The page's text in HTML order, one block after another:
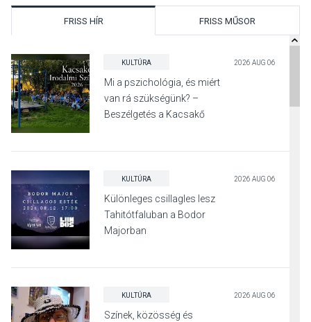
FRISS HÍR FRISS MŰSOR
KULTÚRA 2026 AUG 06
Mi a pszichológia, és miért
van rá szükségünk? –
Beszélgetés a Kacsakő
KULTÚRA 2026 AUG 06
Különleges csillagles lesz
Tahitótfaluban a Bodor
Majorban
KULTÚRA 2026 AUG 06
Színek, közösség és